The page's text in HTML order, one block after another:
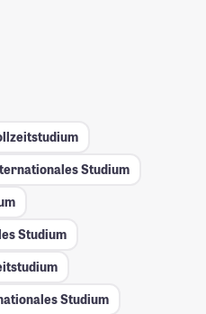
Studium
Studium
Studium